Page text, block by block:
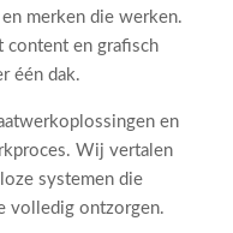
merken die werken.
content en grafisch
één dak.
en
Wij vertalen
systemen die
volledig ontzorgen.